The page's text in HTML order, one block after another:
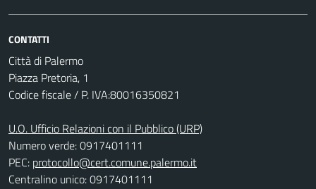
CONTATTI
Città di Palermo
Piazza Pretoria, 1
Codice fiscale / P. IVA:80016350821
U.O. Ufficio Relazioni con il Pubblico (URP)
Numero verde: 0917401111
PEC: protocollo@cert.comune.palermo.it
Centralino unico: 0917401111